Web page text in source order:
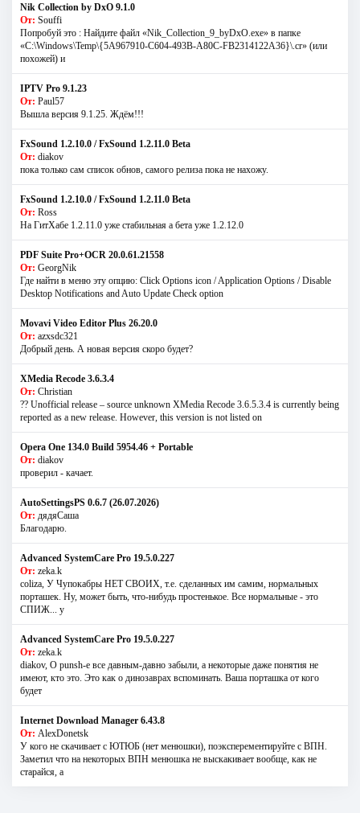
Nik Collection by DxO 9.1.0
От: Souffi
Попробуй это : Найдите файл «Nik_Collection_9_byDxO.exe» в папке
«C:\Windows\Temp\{5A967910-C604-493B-A80C-FB2314122A36}\.cr» (или
похожей) и
IPTV Pro 9.1.23
От: Paul57
Вышла версия 9.1.25. Ждём!!!
FxSound 1.2.10.0 / FxSound 1.2.11.0 Beta
От: diakov
пока только сам список обнов, самого релиза пока не нахожу.
FxSound 1.2.10.0 / FxSound 1.2.11.0 Beta
От: Ross
На ГитХабе 1.2.11.0 уже стабильная а бета уже 1.2.12.0
PDF Suite Pro+OCR 20.0.61.21558
От: GeorgNik
Где найти в меню эту опцию: Click Options icon / Application Options / Disable
Desktop Notifications and Auto Update Check option
Movavi Video Editor Plus 26.20.0
От: azxsdc321
Добрый день. А новая версия скоро будет?
XMedia Recode 3.6.3.4
От: Christian
?? Unofficial release – source unknown XMedia Recode 3.6.5.3.4 is currently being
reported as a new release. However, this version is not listed on
Opera One 134.0 Build 5954.46 + Portable
От: diakov
проверил - качает.
AutoSettingsPS 0.6.7 (26.07.2026)
От: дядяСаша
Благодарю.
Advanced SystemCare Pro 19.5.0.227
От: zeka.k
coliza, У Чупокабры НЕТ СВОИХ, т.е. сделанных им самим, нормальных
порташек. Ну, может быть, что-нибудь простенькое. Все нормальные - это
СПИЖ... у
Advanced SystemCare Pro 19.5.0.227
От: zeka.k
diakov, О punsh-е все давным-давно забыли, а некоторые даже понятия не
имеют, кто это. Это как о динозаврах вспоминать. Ваша порташка от кого
будет
Internet Download Manager 6.43.8
От: AlexDonetsk
У кого не скачивает с ЮТЮБ (нет менюшки), поэксперементируйте с ВПН.
Заметил что на некоторых ВПН менюшка не выскакивает вообще, как не
старайся, а